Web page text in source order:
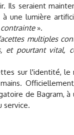
Ils seraient
une lumière
».
multiples
et pourtant vital,
sur l'identité,
de Bagram,
service.